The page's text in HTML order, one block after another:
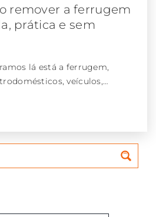
remover a ferrugem
prática e sem
lá está a ferrugem,
veículos,